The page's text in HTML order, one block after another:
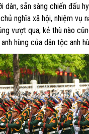
dân, sẵn sàng chiến đấu
nghĩa xã hội, nhiệm vụ
vượt qua, kẻ thù nào
hùng của dân tộc anh